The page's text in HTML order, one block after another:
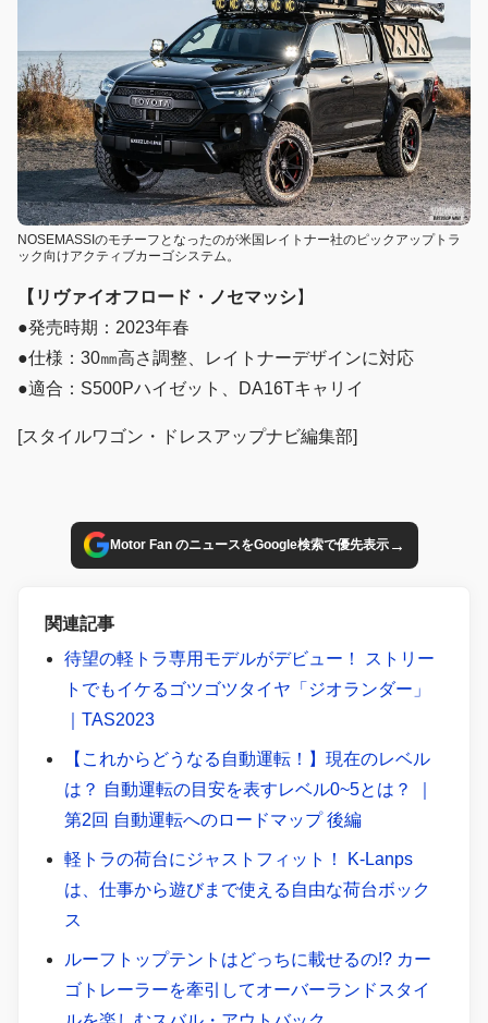
NOSEMASSIのモチーフとなったのが米国レイトナー社のピックアップトラ
ック向けアクティブカーゴシステム。
【リヴァイオフロード・ノセマッシ】
●発売時期：2023年春
●仕様：30㎜高さ調整、レイトナーデザインに対応
●適合：S500Pハイゼット、DA16Tキャリイ
[スタイルワゴン・ドレスアップナビ編集部]
Motor Fan のニュースをGoogle検索で優先表示→
関連記事
待望の軽トラ専用モデルがデビュー！ ストリー
トでもイケるゴツゴツタイヤ「ジオランダー」
｜TAS2023
【これからどうなる自動運転！】現在のレベル
は？ 自動運転の目安を表すレベル0~5とは？ ｜
第2回 自動運転へのロードマップ 後編
軽トラの荷台にジャストフィット！ K-Lanps
は、仕事から遊びまで使える自由な荷台ボック
ス
ルーフトップテントはどっちに載せるの!? カー
ゴトレーラーを牽引してオーバーランドスタイ